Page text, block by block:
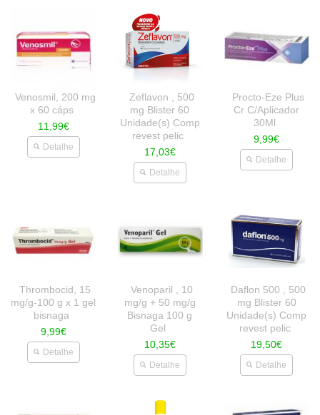
Venosmil, 200 mg
x 60 cáps
11,99€
Detalhe
Zeflavon , 500
mg Blister 60
Unidade(s) Comp
revest pelic
17,03€
Detalhe
Procto-Eze Plus
Cr C/Aplicador
30Ml
9,99€
Detalhe
Thrombocid, 15
mg/g-100 g x 1 gel
bisnaga
9,99€
Detalhe
Venoparil , 10
mg/g + 50 mg/g
Bisnaga 100 g
Gel
10,35€
Detalhe
Daflon 500 , 500
mg Blister 60
Unidade(s) Comp
revest pelic
19,50€
Detalhe